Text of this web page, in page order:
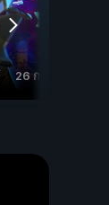
26 กลโกง